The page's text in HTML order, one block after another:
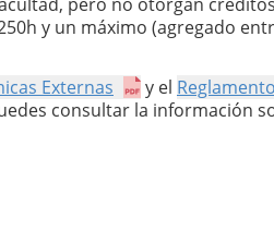
y un máximo (agregado
Externas y el
consultar la información